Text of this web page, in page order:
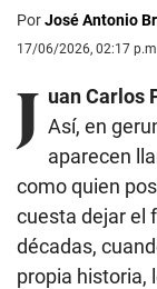
PorJosé Antonio
17/06/2026, 02:17
J uan Carlos
Así, en
aparecen
como quien
cuesta dejar el
décadas,
propia historia,